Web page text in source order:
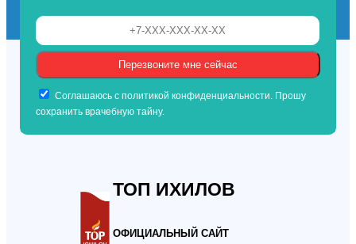
Соглашаюсь с политикой конфиденциальности. Прошу
сохранить врачебную тайну.
ТОП ИХИЛОВ
ОФИЦИАЛЬНЫЙ САЙТ